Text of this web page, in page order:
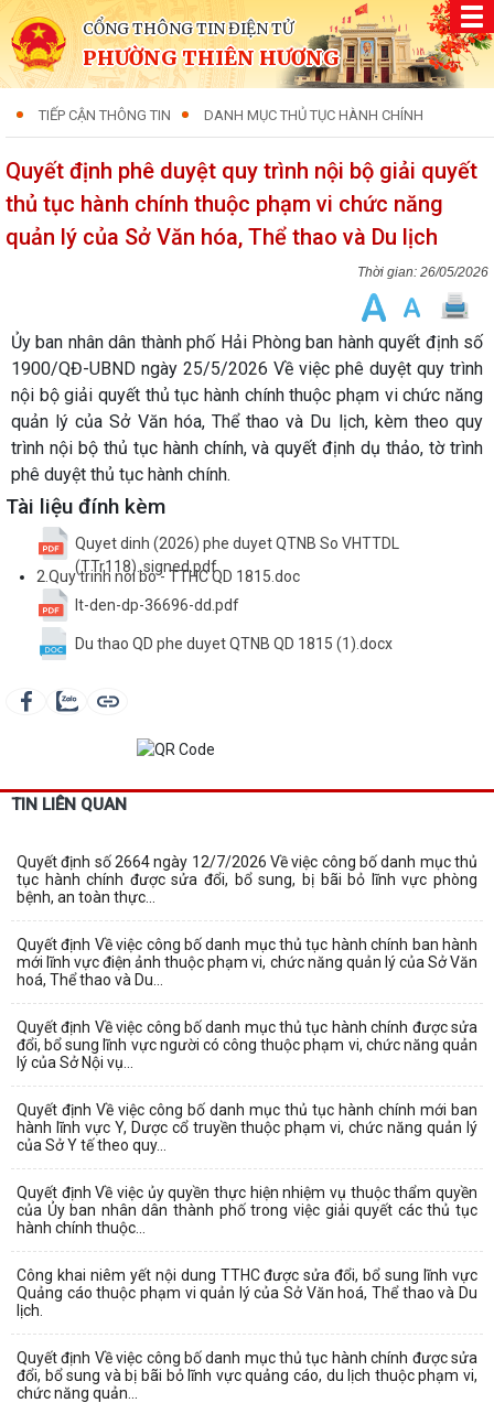
CỔNG THÔNG TIN ĐIỆN TỬ
PHƯỜNG THIÊN HƯƠNG
TIẾP CẬN THÔNG TIN DANH MỤC THỦ TỤC HÀNH CHÍNH
Quyết định phê duyệt quy trình nội bộ giải quyết
thủ tục hành chính thuộc phạm vi chức năng
quản lý của Sở Văn hóa, Thể thao và Du lịch
26/05/2026
Ủy ban nhân dân thành phố Hải Phòng ban hành quyết định số
1900/QĐ-UBND ngày 25/5/2026 Về việc phê duyệt quy trình
nội bộ giải quyết thủ tục hành chính thuộc phạm vi chức năng
quản lý của Sở Văn hóa, Thể thao và Du lịch, kèm theo quy
trình nội bộ thủ tục hành chính, và quyết định dụ thảo, tờ trình
phê duyệt thủ tục hành chính.
Tài liệu đính kèm
Quyet dinh (2026) phe duyet QTNB So VHTTDL
(TTr118)..signed.pdf
2.Quy trinh noi bo - TTHC QD 1815.doc
lt-den-dp-36696-dd.pdf
Du thao QD phe duyet QTNB QD 1815 (1).docx
TIN LIÊN QUAN
Quyết định số 2664 ngày 12/7/2026 Về việc công bố danh mục thủ
tục hành chính được sửa đổi, bổ sung, bị bãi bỏ lĩnh vực phòng
bệnh, an toàn thực...
Quyết định Về việc công bố danh mục thủ tục hành chính ban hành
mới lĩnh vực điện ảnh thuộc phạm vi, chức năng quản lý của Sở Văn
hoá, Thể thao và Du...
Quyết định Về việc công bố danh mục thủ tục hành chính được sửa
đổi, bổ sung lĩnh vực người có công thuộc phạm vi, chức năng quản
lý của Sở Nội vụ...
Quyết định Về việc công bố danh mục thủ tục hành chính mới ban
hành lĩnh vực Y, Dược cổ truyền thuộc phạm vi, chức năng quản lý
của Sở Y tế theo quy...
Quyết định Về việc ủy quyền thực hiện nhiệm vụ thuộc thẩm quyền
của Ủy ban nhân dân thành phố trong việc giải quyết các thủ tục
hành chính thuộc...
Công khai niêm yết nội dung TTHC được sửa đổi, bổ sung lĩnh vực
Quảng cáo thuộc phạm vi quản lý của Sở Văn hoá, Thể thao và Du
lịch.
Quyết định Về việc công bố danh mục thủ tục hành chính được sửa
đổi, bổ sung và bị bãi bỏ lĩnh vực quảng cáo, du lịch thuộc phạm vi,
chức năng quản...